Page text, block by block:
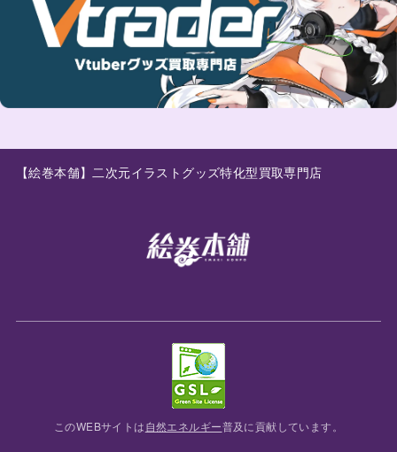
【絵巻本舗】二次元イラストグッズ特化型買取専門店
このWEBサイトは自然エネルギー普及に貢献しています。